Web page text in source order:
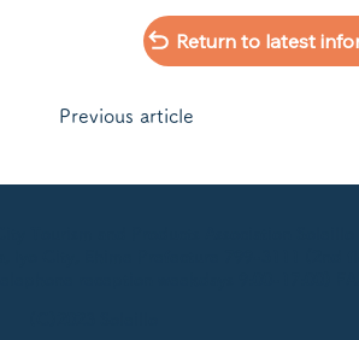
​Previous article